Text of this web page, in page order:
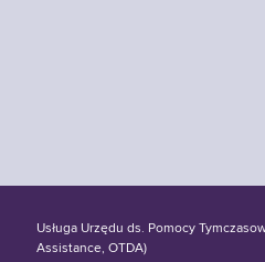
Usługa Urzędu ds. Pomocy
Assistance, OTDA)